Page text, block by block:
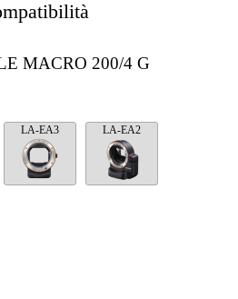
MACRO 200/4 G
LA-EA3 LA-EA2